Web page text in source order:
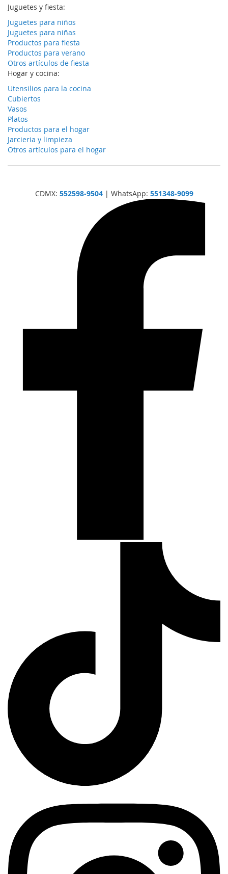
Juguetes y fiesta:
Juguetes para niños
Juguetes para niñas
Productos para fiesta
Productos para verano
Otros artículos de fiesta
Hogar y cocina:
Utensilios para la cocina
Cubiertos
Vasos
Platos
Productos para el hogar
Jarcieria y limpieza
Otros artículos para el hogar
CDMX: 552598-9504| WhatsApp: 551348-9099